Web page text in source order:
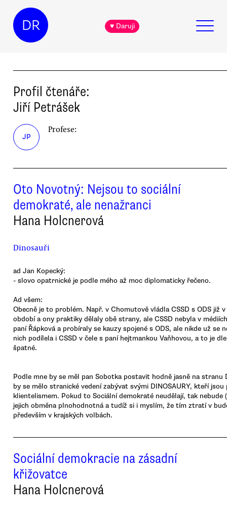
DR ♥ Daruji
Profil čtenáře:
Jiří Petrášek
JP
Profese:
Oto Novotný: Nejsou to sociální
demokraté, ale nenažranci
Hana Holcnerová
Dinosauři
ad Jan Kopecký:
- slovo opatrnické je podle mého až moc diplomaticky řečeno.
Ad všem:
Obecně je to problém. Např. v Chomutově vládla CSSD s ODS již
období a ony praktiky dělaly obě strany, ale CSSD nebyla v
paní Řápková a probíraly se kauzy spojené s ODS, ale nikde už se
nich podílela i CSSD v čele s paní hejtmankou Vaňhovou, a to je
špatné.
Podle mne by se měl pan Sobotka postavit hodně jasně na stranu
by se mělo stranické vedení zabývat svými DINOSAURY, kteří
klientelismem. Pokud to Sociální demokraté neudělají, tak nebude
jejich obměna plnohodnotná a tudíž si i myslím, že tím ztratí v
především v krajských volbách.
Sociální demokracie na zásadní
křižovatce
Hana Holcnerová